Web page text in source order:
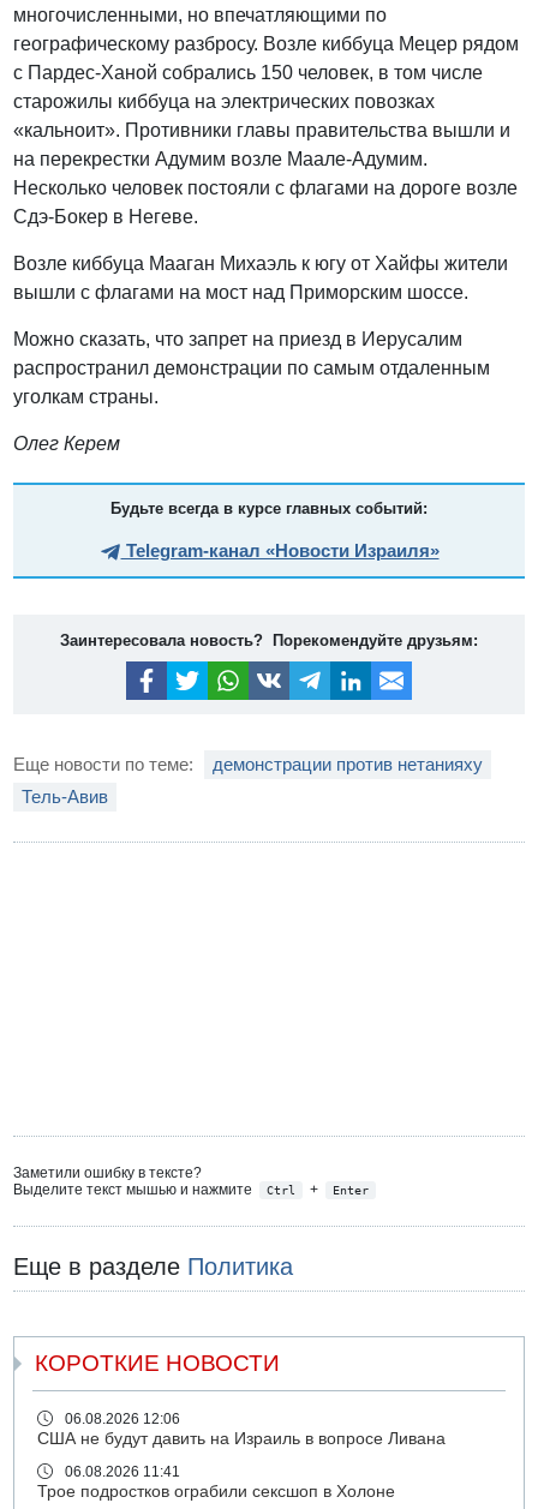
многочисленными, но впечатляющими по
географическому разбросу. Возле киббуца Мецер рядом
с Пардес-Ханой собрались 150 человек, в том числе
старожилы киббуца на электрических повозках
«кальноит». Противники главы правительства вышли и
на перекрестки Адумим возле Маале-Адумим.
Несколько человек постояли с флагами на дороге возле
Сдэ-Бокер в Негеве.
Возле киббуца Мааган Михаэль к югу от Хайфы жители
вышли с флагами на мост над Приморским шоссе.
Можно сказать, что запрет на приезд в Иерусалим
распространил демонстрации по самым отдаленным
уголкам страны.
Олег Керем
Будьте всегда в курсе главных событий:
Telegram-канал «Новости Израиля»
Заинтересовала новость? Порекомендуйте друзьям:
Еще новости по теме:
демонстрации против нетанияху
Тель-Авив
Заметили ошибку в тексте?
Выделите текст мышью и нажмите
Ctrl + Enter
Еще в разделе Политика
КОРОТКИЕ НОВОСТИ
06.08.2026 12:06
США не будут давить на Израиль в вопросе Ливана
06.08.2026 11:41
Трое подростков ограбили сексшоп в Холоне